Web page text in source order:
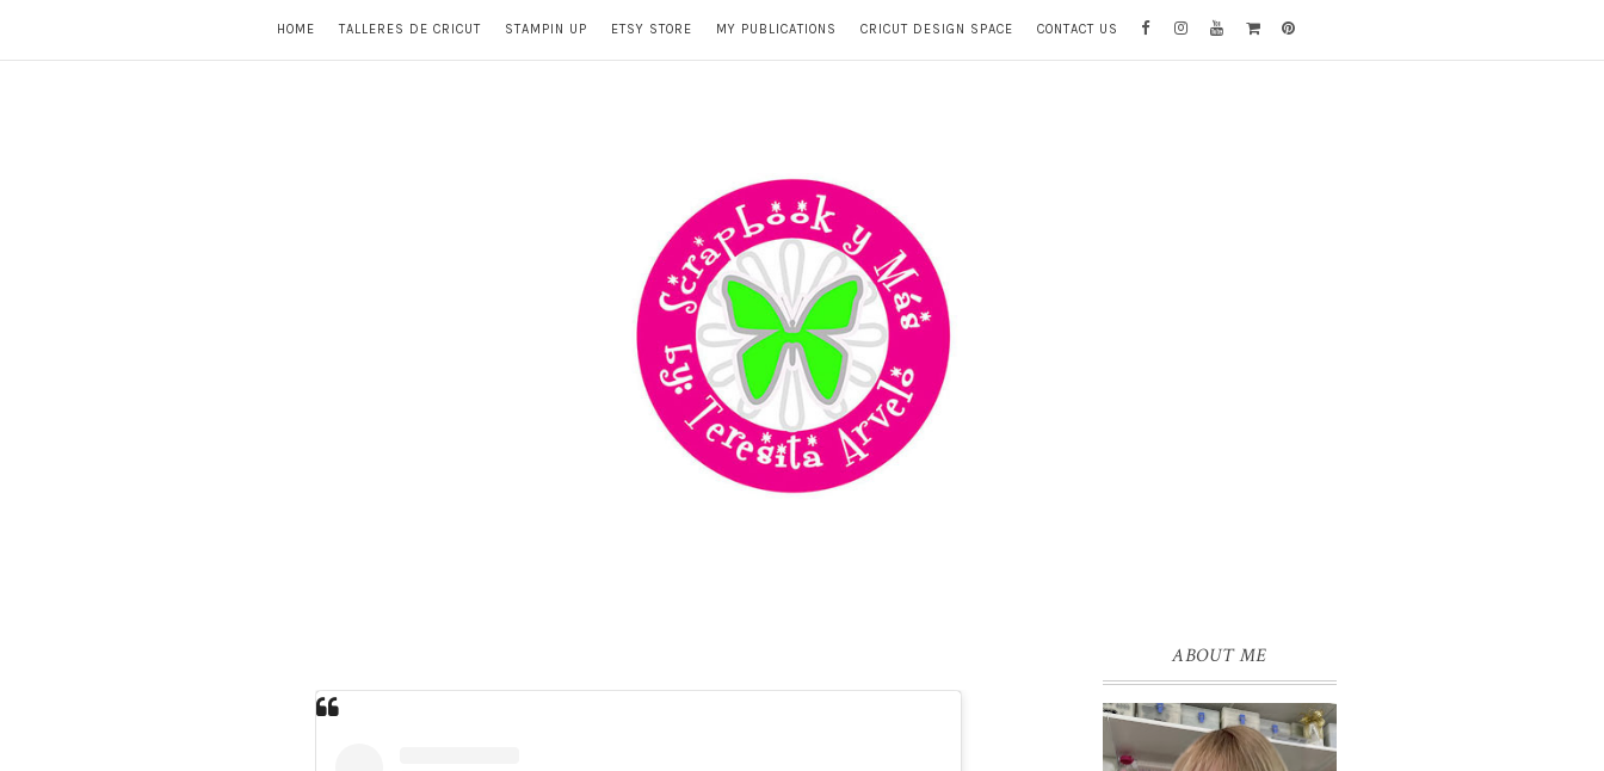
HOME TALLERES DE CRICUT STAMPIN UP ETSY STORE MY PUBLICATIONS CRICUT DESIGN SPACE CONTACT US
ABOUT ME